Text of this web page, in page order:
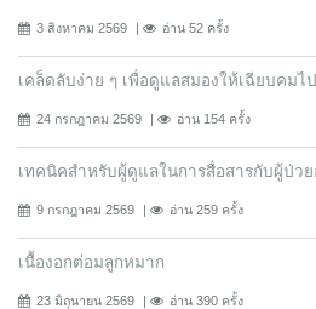
3 สิงหาคม 2569 อ่าน 52 ครั้ง
เคล็ดลับง่าย ๆ เพื่อดูแลสมองให้เฉียบคมไ
24 กรกฎาคม 2569 อ่าน 154 ครั้ง
เทคนิคสำหรับผู้ดูแลในการสื่อสารกับผู้ป่วย
9 กรกฎาคม 2569 อ่าน 259 ครั้ง
เนื้องอกต่อมลูกหมาก
23 มิถุนายน 2569 อ่าน 390 ครั้ง